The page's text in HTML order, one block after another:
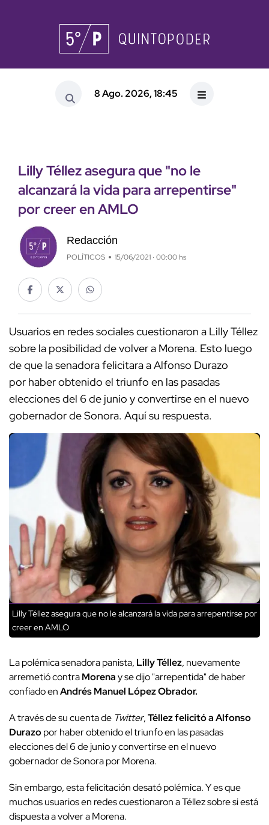
8 Ago. 2026, 18:45
Lilly Téllez asegura que "no le
alcanzará la vida para arrepentirse"
por creer en AMLO
Redacción
POLÍTICOS 15/06/2021 · 00:00 hs
Usuarios en redes sociales cuestionaron a Lilly Téllez
sobre la posibilidad de volver a Morena. Esto luego
de que la senadora felicitara a Alfonso Durazo
por haber obtenido el triunfo en las pasadas
elecciones del 6 de junio y convertirse en el nuevo
gobernador de Sonora. Aquí su respuesta.
Lilly Téllez asegura que no le alcanzará la vida para arrepentirse por
creer en AMLO
La polémica senadora panista, Lilly Téllez, nuevamente
arremetió contraMorenay se dijo "arrepentida" de haber
confiado enAndrés Manuel López Obrador.
A través de su cuenta de Twitter,Téllez felicitó a Alfonso
Durazopor haber obtenido el triunfo en las pasadas
elecciones del 6 de junio y convertirse en el nuevo
gobernador de Sonora por Morena.
Sin embargo, esta felicitación desató polémica. Y es que
muchos usuarios en redes cuestionaron a Téllez sobre si está
dispuesta a volver a Morena.